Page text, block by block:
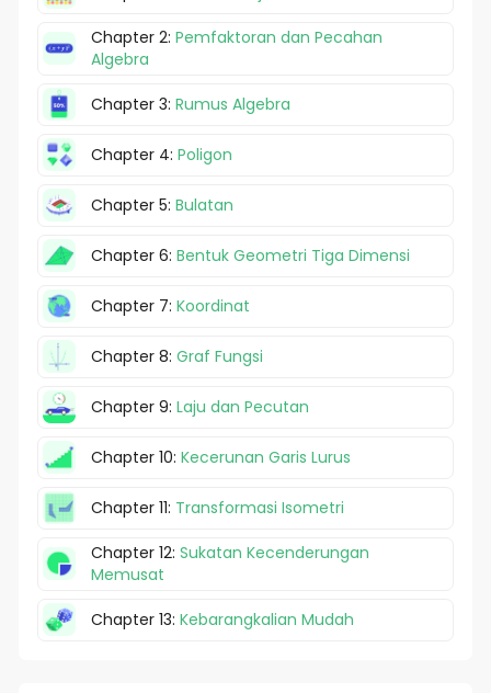
Chapter 2: Pemfaktoran dan Pecahan
Algebra
Chapter 3: Rumus Algebra
Chapter 4: Poligon
Chapter 5: Bulatan
Chapter 6: Bentuk Geometri Tiga Dimensi
Chapter 7: Koordinat
Chapter 8: Graf Fungsi
Chapter 9: Laju dan Pecutan
Chapter 10: Kecerunan Garis Lurus
Chapter 11: Transformasi Isometri
Chapter 12: Sukatan Kecenderungan
Memusat
Chapter 13: Kebarangkalian Mudah